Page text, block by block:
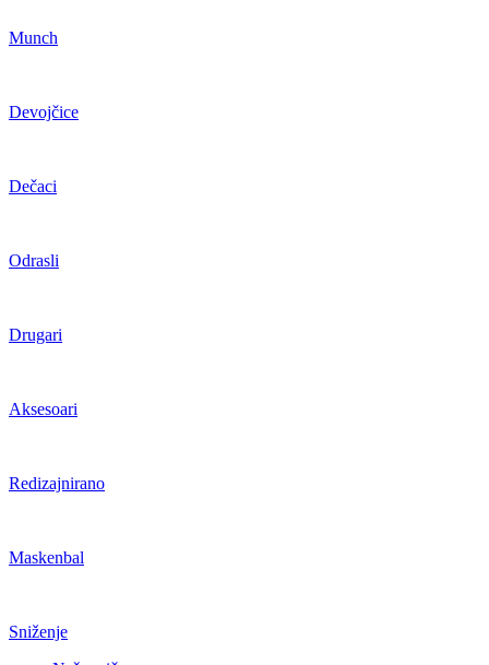
Munch
Devojčice
Dečaci
Odrasli
Drugari
Aksesoari
Redizajnirano
Maskenbal
Sniženje